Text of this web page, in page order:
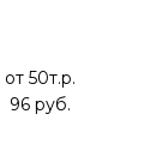
от 50т.р.
96 руб.